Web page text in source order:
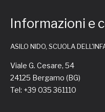
Informazioni e
ASILO NIDO, SCUOLA
Viale G. Cesare, 54
24125 Bergamo (BG)
Tel: +39 035 361110